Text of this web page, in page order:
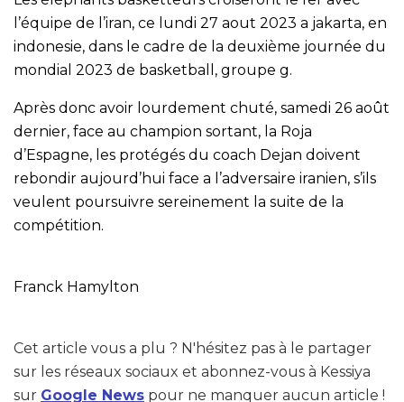
l’équipe de l’iran, ce lundi 27 aout 2023 a jakarta, en
indonesie, dans le cadre de la deuxième journée du
mondial 2023 de basketball, groupe g.
Après donc avoir lourdement chuté, samedi 26 août
dernier, face au champion sortant, la Roja
d’Espagne, les protégés du coach Dejan doivent
rebondir aujourd’hui face a l’adversaire iranien, s’ils
veulent poursuivre sereinement la suite de la
compétition.
Franck Hamylton
Cet article vous a plu ? N'hésitez pas à le partager
sur les réseaux sociaux et abonnez-vous à Kessiya
sur Google News pour ne manquer aucun article !